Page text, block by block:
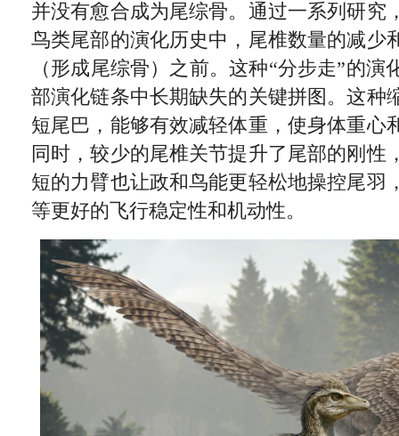
并没有愈合成为尾综骨。通过一系列研究
鸟类尾部的演化历史中，尾椎数量的减少
（形成尾综骨）之前。这种“分步走”的演
部演化链条中长期缺失的关键拼图。这种
短尾巴，能够有效减轻体重，使身体重心
同时，较少的尾椎关节提升了尾部的刚性
短的力臂也让政和鸟能更轻松地操控尾羽
等更好的飞行稳定性和机动性。